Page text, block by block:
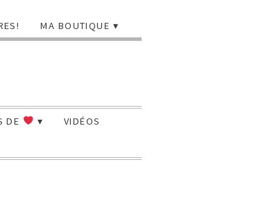
MA BOUTIQUE
DE
VIDÉOS